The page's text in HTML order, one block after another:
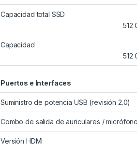
Capacidad total SSD
512
Capacidad
512
Puertos e Interfaces
Suministro de potencia USB (revisión 2.0)
Combo de salida de auriculares /
Versión HDMI